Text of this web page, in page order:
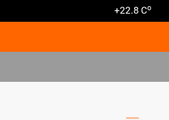
+22.8 Co